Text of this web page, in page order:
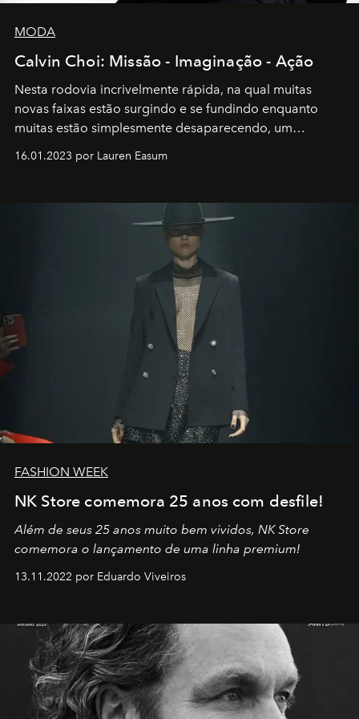
MODA
Calvin Choi: Missão - Imaginação - Ação
Nesta rodovia incrivelmente rápida, na qual muitas
novas faixas estão surgindo e se fundindo enquanto
muitas estão simplesmente desaparecendo, um
transportador AMTD abrindo caminho para muitos
por propósitos, com um claro senso de missão na vida e
16.01.2023 por Lauren Easum
FASHION WEEK
NK Store comemora 25 anos com desfile!
Além de seus 25 anos muito bem vividos, NK Store
comemora o lançamento de uma linha premium!
13.11.2022 por Eduardo Viveiros